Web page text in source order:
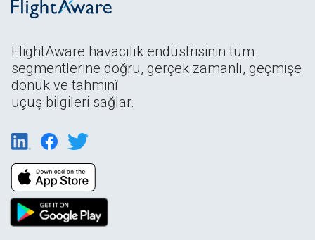
FlightAware havacılık endüstrisinin tüm
segmentlerine doğru, gerçek zamanlı, geçmişe
dönük ve tahminî
uçuş bilgileri sağlar.